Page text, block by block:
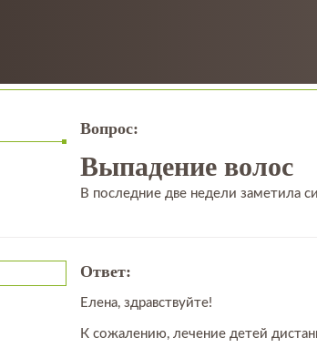
Вопрос:
Выпадение волос
В последние две недели заметила
Ответ:
Елена, здравствуйте!
К сожалению, лечение детей